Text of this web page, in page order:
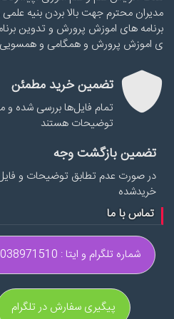
مدیران محترم جهت بالا بردن بنیه
برنامه های اموزش پرورش و تدوین
ی اموزش پرورش و همگامی و همسویی
تضمین خرید مطمئن
تمام فایل‌ها بررسی شده و
توضیحات هستند
تضمین بازگشت وجه
در صورت عدم تطابق توضیحات و
خریدشده
تماس با ما
شماره تلگرام و ایتا : 09038971510
پیگیری سفارش در تلگرام